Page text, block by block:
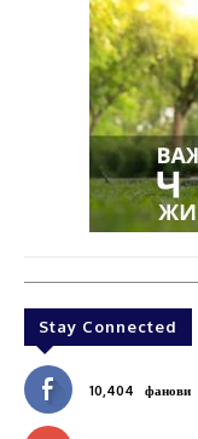
Stay Connected
10,404 фанови